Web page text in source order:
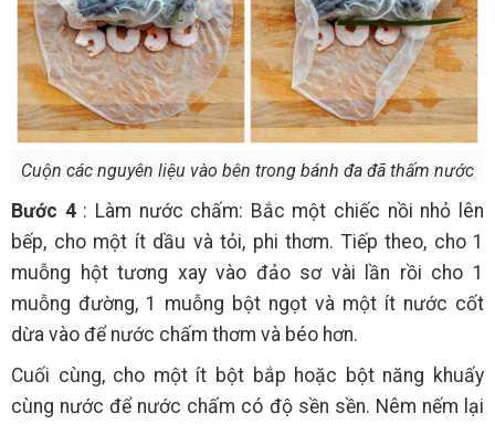
Cuộn các nguyên liệu vào bên trong bánh đa đã thấm nước
Bước 4: Làm nước chấm: Bắc một chiếc nồi nhỏ lên
bếp, cho một ít dầu và tỏi, phi thơm. Tiếp theo, cho 1
muỗng hột tương xay vào đảo sơ vài lần rồi cho 1
muỗng đường, 1 muỗng bột ngọt và một ít nước cốt
dừa vào để nước chấm thơm và béo hơn.
Cuối cùng, cho một ít bột bắp hoặc bột năng khuấy
cùng nước để nước chấm có độ sền sền. Nêm nếm lại